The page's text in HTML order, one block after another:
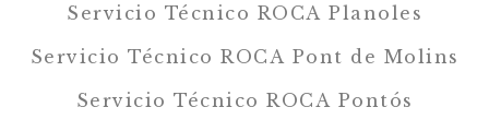
Servicio Técnico ROCA Planoles
Servicio Técnico ROCA Pont de Molins
Servicio Técnico ROCA Pontós